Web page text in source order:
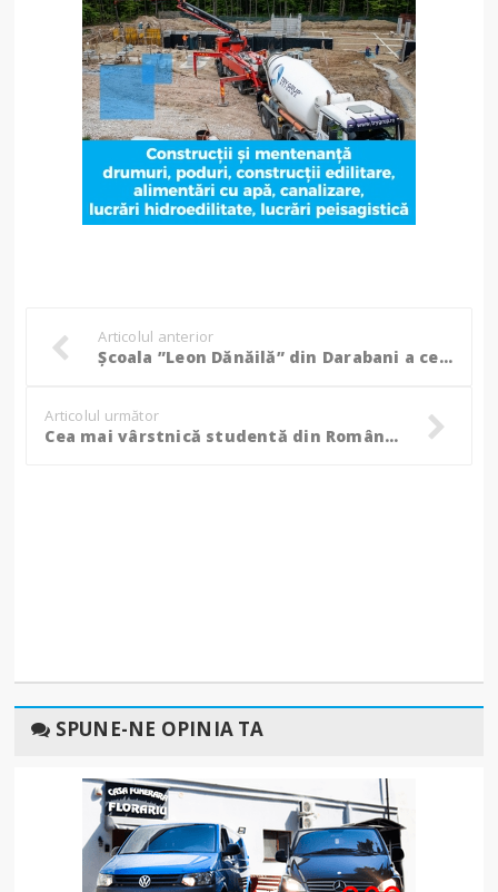
Articolul anterior
Școala ”Leon Dănăilă” din Darabani a celebrat 25 de ani de când poartă numele ilustrului academician! – FOTO
Articolul următor
Cea mai vârstnică studentă din România a absolvit Facultatea de Teologie din Cluj-Napoca: ”Mai bine mai târziu decât niciodată!”
SPUNE-NE OPINIA TA